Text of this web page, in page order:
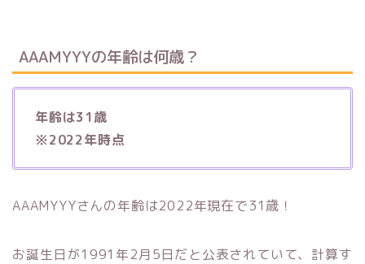
AAAMYYYの年齢は何歳？
年齢は31歳
※2022年時点
AAAMYYYさんの年齢は2022年現在で31歳！
お誕生日が1991年2月5日だと公表されていて、計算す